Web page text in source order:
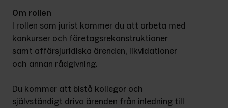
Om rollen
I rollen som jurist kommer du att arbeta med
konkurser och företagsrekonstruktioner
samt affärsjuridiska ärenden, likvidationer
och annan rådgivning.
Du kommer att bistå kollegor och
självständigt driva ärenden från inledning till